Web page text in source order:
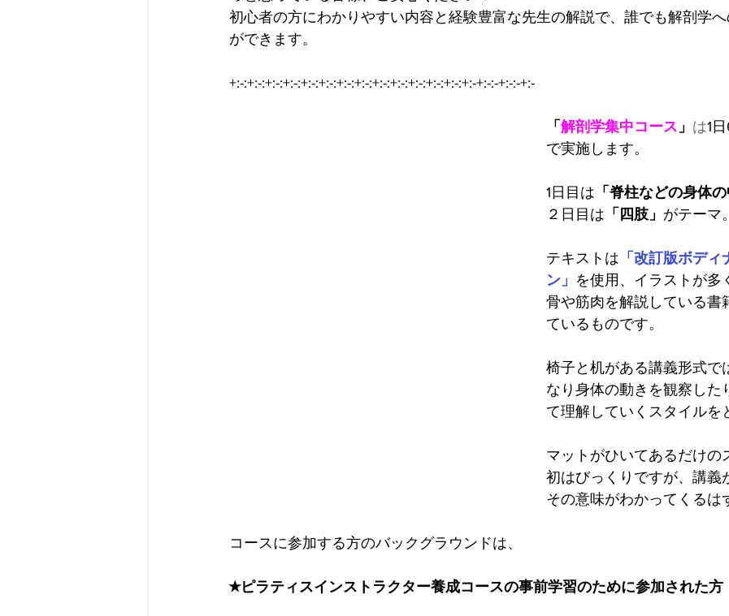
初心者の方にわかりやすい内容と経験豊富な先生の解説で、誰でも解剖学へ
ができます。
+:-:+:-:+:-:+:-:+:-:+:-:+:-:+:-:+:-:+:-:+:-:+:-:+:-:+:-+:-:-+:-:-+:-
「 解剖学集中コース 」 は1
で実施します。
1日目は 「脊柱などの身体の
２日目は 「四肢」 がテーマ。
テキストは 「改訂版ボディ
ン」 を使用、イラストが多
骨や筋肉を解説している書
ているものです。
椅子と机がある講義形式で
なり身体の動きを観察した
て理解していくスタイルを
マットがひいてあるだけの
初はびっくりですが、講義
その意味がわかってくるは
コースに参加する方のバックグラウンドは、
★ピラティスインストラクター養成コースの事前学習のために参加された方